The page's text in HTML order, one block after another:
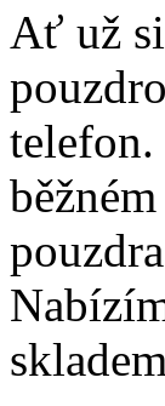
Ať už
telefon.